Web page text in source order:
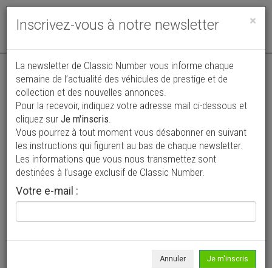
Toggle
Annonce actualisée le 06/08/2026 ( il y a 4 jours )
Porsche 911 2.4 T Olklappe Coupe \'72
CH0703
78 500 €
1972 Coupé 61 152 km
×
Inscrivez-vous à notre newsletter
La newsletter de Classic Number vous informe chaque
semaine de l’actualité des véhicules de prestige et de
collection et des nouvelles annonces.
Pour la recevoir, indiquez votre adresse mail ci-dessous et
cliquez sur Je m'inscris.
Vous pourrez à tout moment vous désabonner en suivant
les instructions qui figurent au bas de chaque newsletter.
Les informations que vous nous transmettez sont
destinées à l’usage exclusif de Classic Number.
Votre e-mail :
Annuler Je m'inscris